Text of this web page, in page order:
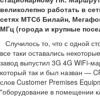
великолепно работать в
сетях МТСб Билайн,
МГц (города и крупные
Случилось то, что с одной
все таки оставались
завод выпустил 3G 4G WiFi-
который так и был назван —
слов Customer Premises
"оборудование в помещении